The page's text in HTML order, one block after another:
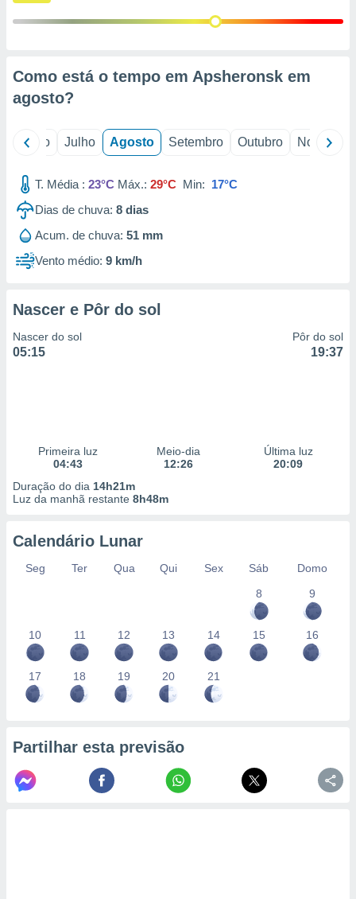
através
estudos
de
Como está o tempo em Apsheronsk em
agosto?
Junho Julho Agosto Setembro Outubro Novembro
T. Média : 23°C Máx.: 29°C Min: 17°C
Dias de chuva: 8 dias
Acum. de chuva: 51 mm
Vento médio: 9 km/h
Nascer e Pôr do sol
Nascer do sol
05:15
Pôr do sol
19:37
Primeira luz
04:43
Meio-dia
12:26
Última luz
20:09
Duração do dia 14h21m
Luz da manhã restante 8h48m
Calendário Lunar
Seg Ter Qua Qui Sex Sáb
Domo
8
9
10 11 12 13 14 15 16
17 18 19 20 21
Partilhar esta previsão